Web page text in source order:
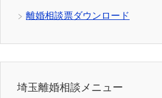
離婚相談票ダウンロード
埼玉離婚相談メニュー